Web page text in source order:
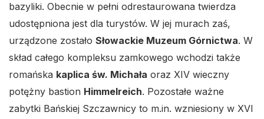
bazyliki. Obecnie w pełni odrestaurowana twierdza
udostępniona jest dla turystów. W jej murach zaś,
urządzone zostało Słowackie Muzeum Górnictwa. W
skład całego kompleksu zamkowego wchodzi także
romańska kaplica św. Michała oraz XIV wieczny
potężny bastion Himmelreich. Pozostałe ważne
zabytki Bańskiej Szczawnicy to m.in. wzniesiony w XVI